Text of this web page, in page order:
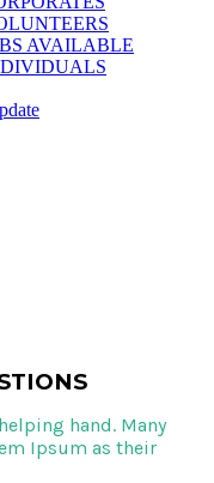
AVAILABLE
hand. Many
Ipsum as their